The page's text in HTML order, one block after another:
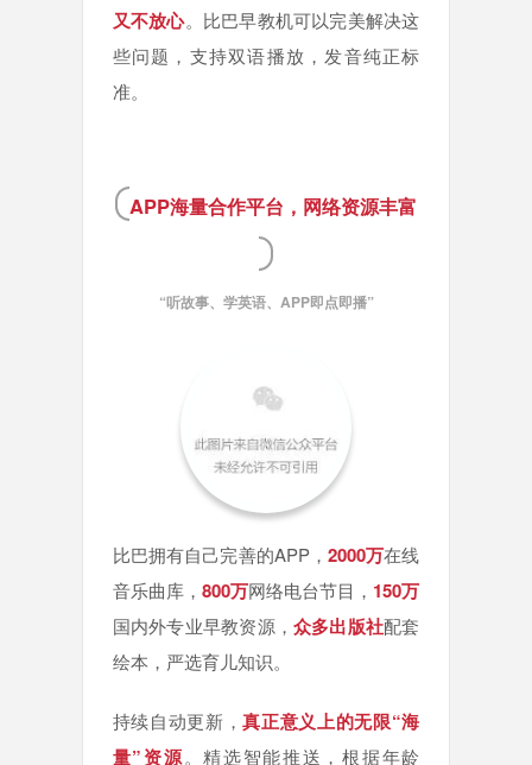
又不放心。比巴早教机可以完美解决这
些问题，支持双语播放，发音纯正标
准。
APP海量合作平台，网络资源丰富
“听故事、学英语、APP即点即播”
比巴拥有自己完善的APP， 2000万在线
音乐曲库， 800万网络电台节目， 150万
国内外专业早教资源， 众多出版社配套
绘本，严选育儿知识。
持续自动更新，真正意义上的无限“海
量”资源。精选智能推送，根据年龄